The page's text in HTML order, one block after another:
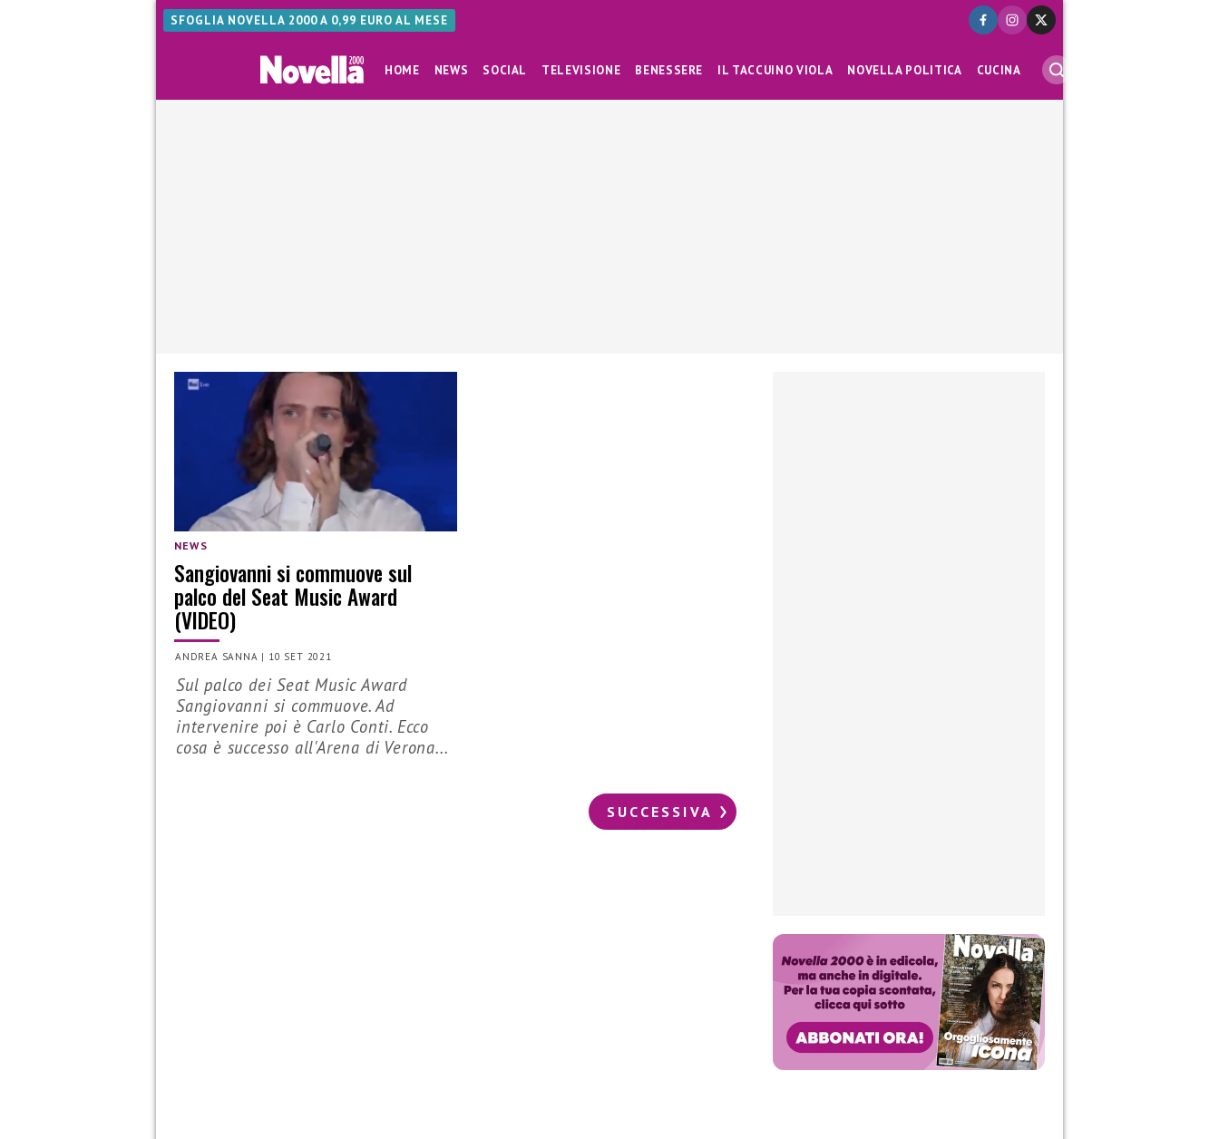
SFOGLIA NOVELLA 2000 A 0,99 EURO AL MESE
HOME NEWS SOCIAL TELEVISIONE BENESSERE IL TACCUINO VIOLA NOVELLA POLITICA CUCINA
NEWS
Sangiovanni si commuove sul
palco del Seat Music Award
(VIDEO)
ANDREA SANNA | 10 SET 2021
Sul palco dei Seat Music Award
Sangiovanni si commuove. Ad
intervenire poi è Carlo Conti. Ecco
cosa è successo all'Arena di Verona...
SUCCESSIVA